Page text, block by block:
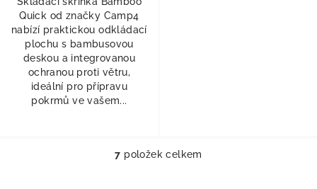
Quick od značky Camp4
nabízí praktickou odkládací
plochu s bambusovou
deskou a integrovanou
ochranou proti větru,
ideální pro přípravu
pokrmů ve vašem...
Ovládací prvky výpisu
7 položek celkem